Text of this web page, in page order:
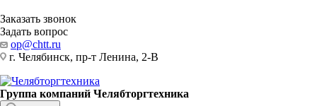
Заказать звонок
Задать вопрос
op@chtt.ru
г. Челябинск, пр-т Ленина, 2-В
Группа компаний Челябторгтехника